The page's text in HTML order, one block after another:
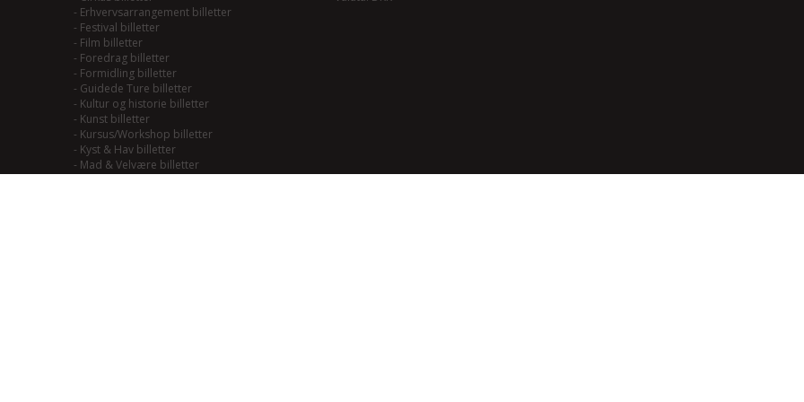
- Erhvervsarrangement billetter
- Festival billetter
- Film billetter
- Foredrag billetter
- Formidling billetter
- Guidede Ture billetter
- Kultur og historie billetter
- Kunst billetter
- Kursus/Workshop billetter
- Kyst & Hav billetter
- Mad & Velvære billetter